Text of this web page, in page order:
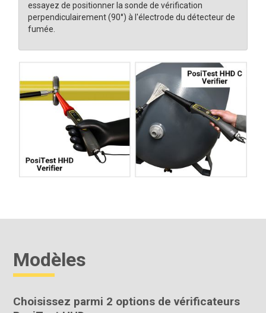
essayez de positionner la sonde de vérification
perpendiculairement (90°) à l'électrode du détecteur de
fumée.
Modèles
Choisissez parmi 2 options de vérificateurs